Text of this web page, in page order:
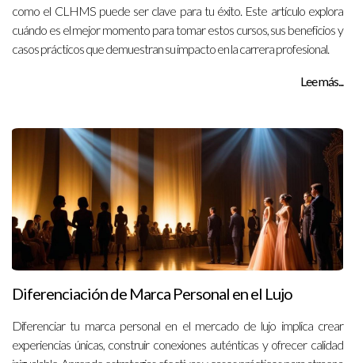
como el CLHMS puede ser clave para tu éxito. Este artículo explora
cuándo es el mejor momento para tomar estos cursos, sus beneficios y
casos prácticos que demuestran su impacto en la carrera profesional.
Lee más...
Diferenciación de Marca Personal en el Lujo
Diferenciar tu marca personal en el mercado de lujo implica crear
experiencias únicas, construir conexiones auténticas y ofrecer calidad